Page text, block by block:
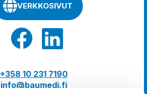
VERKKOSIVUT
+358 10 231 7190
info@baumedi.fi